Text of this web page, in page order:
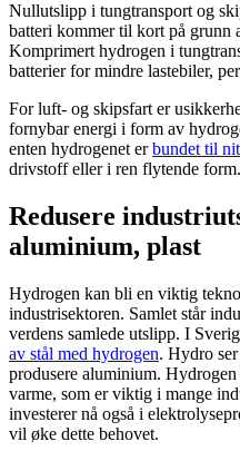
Nullutslipp i tungtransport og
batteri kommer til kort på grunn
Komprimert hydrogen i
batterier for mindre lastebiler,
For luft- og skipsfart er
fornybar energi i form av
enten hydrogenet erbundet til
drivstoff eller i ren flytende form.
Redusere
aluminium, plast
Hydrogen kan bli en viktig
industrisektoren. Samlet står
verdens samlede utslipp. I
av stål med hydrogen. Hydro
produsere aluminium.
varme, som er viktig i mange
investerer nå også i
vil øke dette behovet.